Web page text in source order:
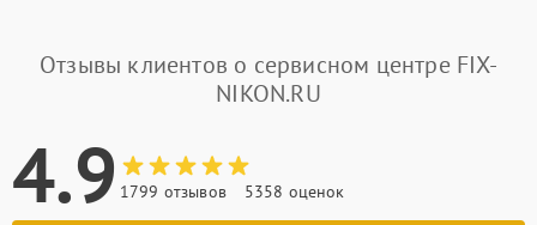
Отзывы клиентов о сервисном центре FIX-
NIKON.RU
4.9 1799 отзывов 5358 оценок